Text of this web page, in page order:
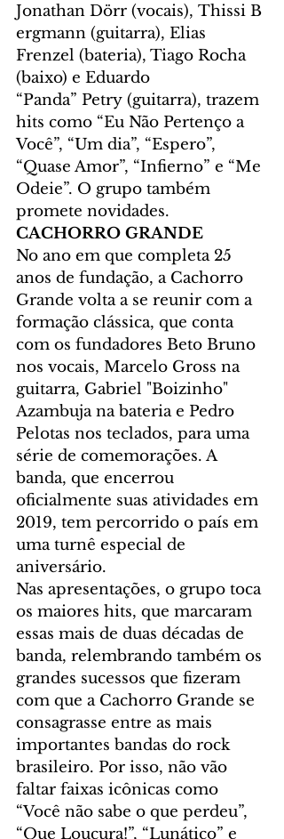
Jonathan Dörr (vocais), Thissi B
ergmann (guitarra), Elias
Frenzel (bateria), Tiago Rocha
(baixo) e Eduardo
“Panda” Petry (guitarra), trazem
hits como “Eu Não Pertenço a
Você”, “Um dia”, “Espero”,
“Quase Amor”, “Infierno” e “Me
Odeie”. O grupo também
promete novidades.
CACHORRO GRANDE
No ano em que completa 25
anos de fundação, a Cachorro
Grande volta a se reunir com a
formação clássica, que conta
com os fundadores Beto Bruno
nos vocais, Marcelo Gross na
guitarra, Gabriel "Boizinho"
Azambuja na bateria e Pedro
Pelotas nos teclados, para uma
série de comemorações. A
banda, que encerrou
oficialmente suas atividades em
2019, tem percorrido o país em
uma turnê especial de
aniversário.
Nas apresentações, o grupo toca
os maiores hits, que marcaram
essas mais de duas décadas de
banda, relembrando também os
grandes sucessos que fizeram
com que a Cachorro Grande se
consagrasse entre as mais
importantes bandas do rock
brasileiro. Por isso, não vão
faltar faixas icônicas como
“Você não sabe o que perdeu”,
“Que Loucura!”, “Lunático” e